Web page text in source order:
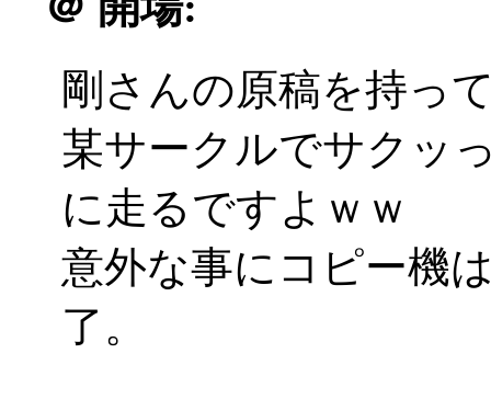
剛さんの原稿を持っ
某サークルでサクッ
に走るですよｗｗ
意外な事にコピー機
了。